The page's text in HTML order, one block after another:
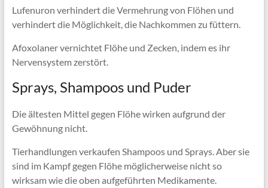
Lufenuron verhindert die Vermehrung von Flöhen und
verhindert die Möglichkeit, die Nachkommen zu füttern.
Afoxolaner vernichtet Flöhe und Zecken, indem es ihr
Nervensystem zerstört.
Sprays, Shampoos und Puder
Die ältesten Mittel gegen Flöhe wirken aufgrund der
Gewöhnung nicht.
Tierhandlungen verkaufen Shampoos und Sprays. Aber sie
sind im Kampf gegen Flöhe möglicherweise nicht so
wirksam wie die oben aufgeführten Medikamente.